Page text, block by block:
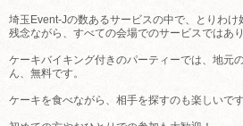
埼玉Event-Jの数あるサービスの中で、とりわけ
残念ながら、すべての会場でのサービスではあり
ケーキバイキング付きのパーティーでは、地元
ん、無料です。
ケーキを食べながら、相手を探すのも楽しいです